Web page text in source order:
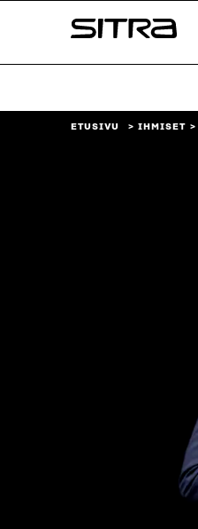
sisältöön
Sitra
ETUSIVU IHMISET